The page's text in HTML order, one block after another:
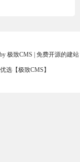
极致CMS | 免费开源的建站
选【极致CMS】